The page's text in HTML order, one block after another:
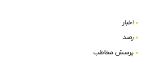
اخبار
رصد
پرسش مخاطب